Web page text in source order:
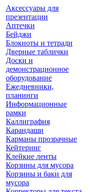
Аксессуары для
презентации
Аптечки
Бейджи
Блокноты и тетради
Дверные таблички
Доски и
демонстрационное
оборудование
Ежедневники,
планинги
Информационные
рамки
Каллиграфия
Карандаши
Карманы прозрачные
Кейтеринг
Клейкие ленты
Корзины для мусора
Корзины и баки для
мусора